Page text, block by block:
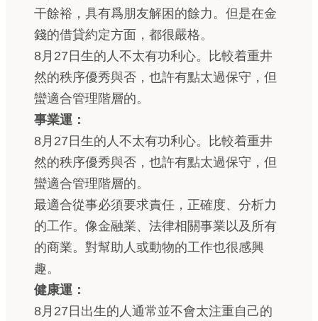
干餘裕，具有爲朋友解困的餘力。但是在金
錢的借貸約定方面，都很嚴格。
8月27日生的人不太有功利心。比較着重井
然的秩序優秀與否，也許有點太過保守，但
蠻適合管理階層的。
事業運：
8月27日生的人不太有功利心。比較着重井
然的秩序優秀與否，也許有點太過保守，但
蠻適合管理階層的。
最適合從事必須要求責任，正確度、分析力
的工作。像金融業、法律相關事業以及所有
的商業。對幫助人或動物的工作也很感興
趣。
健康運：
8月27日出生的人通常並不會太注重自己的